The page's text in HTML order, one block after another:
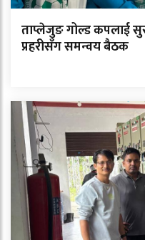
ताप्लेजुङ गोल्ड कपलाई
प्रहरीसँग समन्वय बैठक